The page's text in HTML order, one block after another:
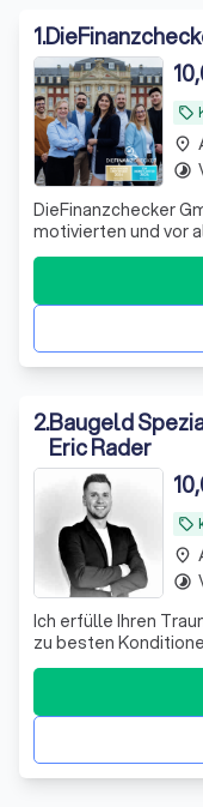
1.
local_offer
DieFinanzchecker
motivierten und vor
Finanz-/
2012 bieten wir
zielorientierte
Transparenz und
place
timelapse
2.Baugeld
Eric Rader
local_offer
Ich erfülle Ihren
zu besten Konditionen. Von Anfang an
transparent, finden
place
timelapse